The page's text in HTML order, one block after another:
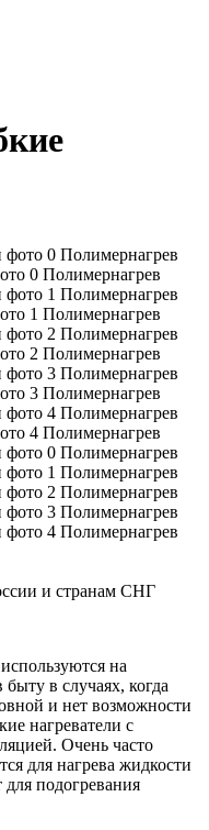
0 Полимернагрев
1 Полимернагрев
2 Полимернагрев
3 Полимернагрев
4 Полимернагрев
и странам СНГ
используются на
в случаях, когда
и нет возможности
нагреватели с
Очень часто
для нагрева жидкости
подогревания